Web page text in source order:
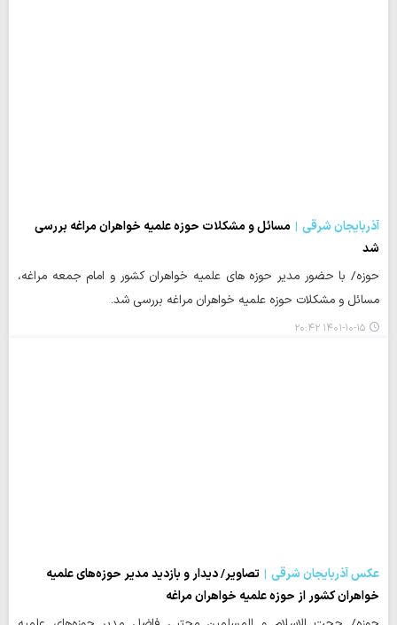
آذربایجان شرقی
مسائل و مشکلات حوزه علمیه خواهران مراغه بررسی
شد
حوزه/ با حضور مدیر حوزه های علمیه خواهران کشور و امام جمعه مراغه،
مسائل و مشکلات حوزه علمیه خواهران مراغه بررسی شد.
۱۴۰۱-۱۰-۱۵ ۲۰:۴۲
عکس آذربایجان شرقی
تصاویر/ دیدار و بازدید مدیر حوزه‌های علمیه
خواهران کشور از حوزه علمیه خواهران مراغه